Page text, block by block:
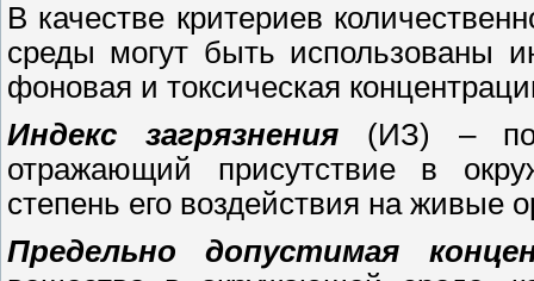
В качестве критериев
среды могут быть использованы
фоновая и токсическая
Индекс загрязнения(ИЗ) –
отражающий присутствие в
степень его воздействия на живые
Предельно допустимая